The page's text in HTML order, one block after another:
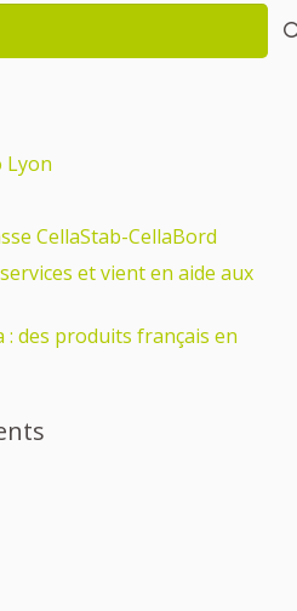
Lyon
CellaStab-CellaBord
et vient en aide aux
: des produits français en